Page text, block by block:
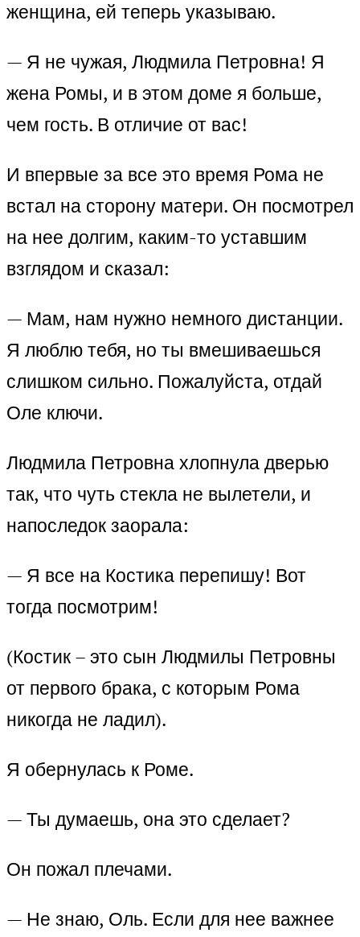
женщина, ей теперь указываю.
— Я не чужая, Людмила Петровна! Я
жена Ромы, и в этом доме я больше,
чем гость. В отличие от вас!
И впервые за все это время Рома не
встал на сторону матери. Он посмотрел
на нее долгим, каким-то уставшим
взглядом и сказал:
— Мам, нам нужно немного дистанции.
Я люблю тебя, но ты вмешиваешься
слишком сильно. Пожалуйста, отдай
Оле ключи.
Людмила Петровна хлопнула дверью
так, что чуть стекла не вылетели, и
напоследок заорала:
— Я все на Костика перепишу! Вот
тогда посмотрим!
(Костик – это сын Людмилы Петровны
от первого брака, с которым Рома
никогда не ладил).
Я обернулась к Роме.
— Ты думаешь, она это сделает?
Он пожал плечами.
— Не знаю, Оль. Если для нее важнее